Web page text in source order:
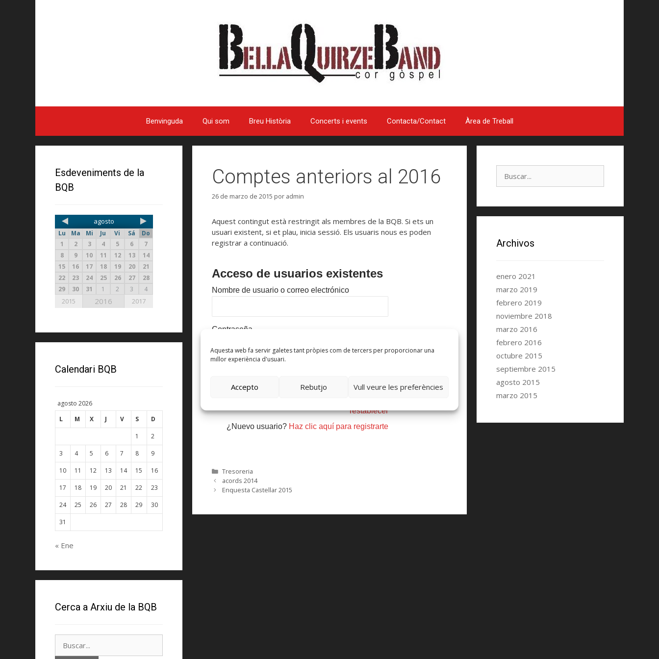
Aquesta web fa servir galetes tant pròpies com de tercers per proporcionar una
millor experiència d'usuari.
Accepto Rebutjo Vull veure les preferències
Benvinguda Qui som Breu Història Concerts i events Contacta/Contact Àrea de Treball
Comptes anteriors al 2016
26 de marzo de 2015 por admin
Aquest contingut està restringit als membres de la BQB. Si ets un
usuari existent, si et plau, inicia sessió. Els usuaris nous es poden
registrar a continuació.
Acceso de usuarios existentes
Nombre de usuario o correo electrónico
Contraseña
restablecer
¿Nuevo usuario? Haz clic aquí para registrarte
Tresoreria
acords 2014
Enquesta Castellar 2015
Esdeveniments de la
BQB
agosto
Lu Ma Mi Ju Vi Sá
Do
1
2 3 4 5 6
7
8
9 10 11 12 13
14
15
16 17 18 19 20
21
22
23 24 25 26 27
28
29
30 31 1 2 3 4
2015 2016 2017
Calendari BQB
agosto 2026
L
M X J V S D
1 2
3 4 5 6 7 8 9
10 11 12 13 14 15 16
17 18 19 20 21 22 23
24 25 26 27 28 29 30
31
« Ene
Cerca a Arxiu de la BQB
Archivos
enero 2021
marzo 2019
febrero 2019
noviembre 2018
marzo 2016
febrero 2016
octubre 2015
septiembre 2015
agosto 2015
marzo 2015